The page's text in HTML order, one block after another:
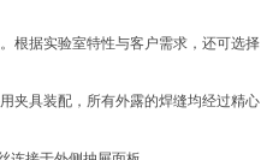
根据实验室特性与客户需求，还可选择
夹具装配，所有外露的焊缝均经过精心